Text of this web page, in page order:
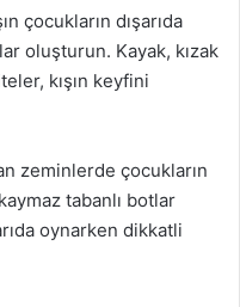
çocukların dışarıda
oluşturun. Kayak, kızak
kışın keyfini
zeminlerde çocukların
tabanlı botlar
oynarken dikkatli